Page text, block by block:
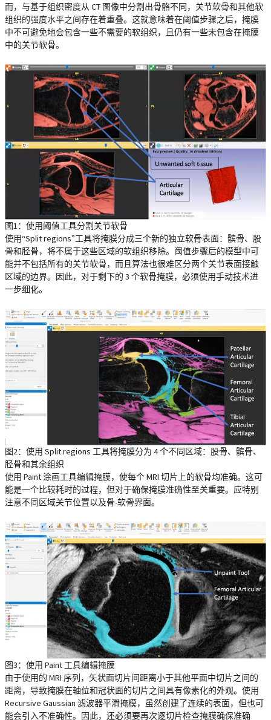
而，与基于组织密度从 CT 图像中分割出骨骼不同，关节软骨和其他软
组织的强度水平之间存在着重叠。这就意味着在阈值步骤之后，掩膜
中不可避免地会包含一些不需要的软组织，且仍有一些未包含在掩膜
中的关节软骨。
图1：使用阈值工具分割关节软骨
使用“Split regions”工具将掩膜分成三个新的独立软骨表面：髌骨、股
骨和胫骨，将不属于这些区域的软组织移除。阈值步骤后的模型中可
能并不包括所有的关节软骨，而且算法也很难区分两个关节表面接触
区域的边界。因此，对于剩下的 3 个软骨掩膜，必须使用手动技术进
一步细化。
图2：使用 Split regions 工具将掩膜分为 4 个不同区域：股骨、髌骨、
胫骨和其余组织
使用 Paint 涂画工具编辑掩膜，使每个 MRI 切片上的软骨均准确。这可
能是一个比较耗时的过程，但对于确保掩膜准确性至关重要。应特别
注意不同区域关节位置以及骨-软骨界面。
图3：使用 Paint 工具编辑掩膜
由于使用的 MRI 序列，矢状面切片间距离小于其他平面中切片之间的
距离，导致掩膜在轴位和冠状面的切片之间具有像素化的外观。使用
Recursive Gaussian 滤波器平滑掩模，虽然创建了连续的表面，但也可
能会引入不准确性。因此，还必须要再次逐切片检查掩膜确保准确